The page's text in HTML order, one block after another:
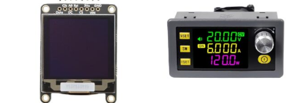
variantes.